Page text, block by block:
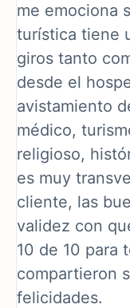
me emociona
turística tiene
giros tanto
desde el
avistamiento
médico,
religioso,
es muy
cliente, las
validez con
10 de 10 para
compartieron
felicidades.